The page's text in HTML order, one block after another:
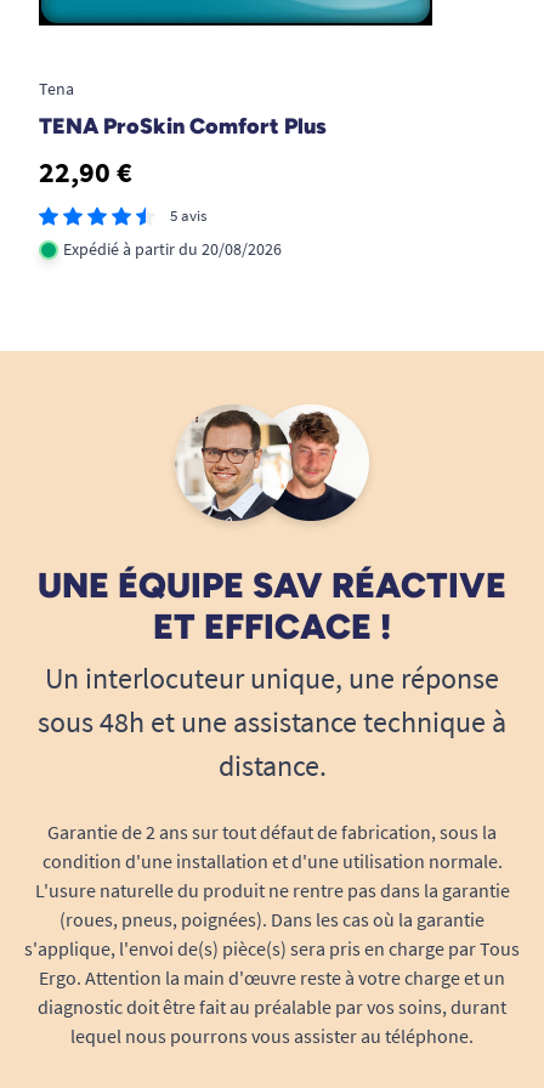
parfaitement l’anatomie pour limiter les
risques de fuites latérales.
Technologie de neutralisation des odeurs
pour mieux vivre au quotidien.
Des matériaux sélectionnés pour la santé
des matériaux spécifiquement conçus pour le
dermatologiquement :
Voile interne :100% polypropylène,
matière non irritante pour une sensation de
Double matelas absorbant :alliance de
fibres de pulpe et de SAP (super absorbant)
pour capter et retenir l’humidité
rapidement, offrant une barrière efficace
contre l’humidité prolongée.
Film externe en polyéthylène /
polypropylène :empêche toute fuite sans
diminue la macération.
Grâce au systèmeConfioAir , l’ensemble de la
protection est aéré. L’humidité et la chaleur
s’évacuent naturellement, réduisant le risque
d’échauffements cutanés, d’épidermes fragilisés
ou de démangeaisons.
Adaptée au quotidien : pour
Tena
TENA ProSkin Comfort Plus
22,90 €
5 avis
Expédié à partir du 20/08/2026
UNE ÉQUIPE SAV RÉACTIVE
ET EFFICACE !
Un interlocuteur unique, une réponse
sous 48h et une assistance technique à
distance.
Garantie de 2 ans sur tout défaut de fabrication, sous la
condition d'une installation et d'une utilisation normale.
L'usure naturelle du produit ne rentre pas dans la garantie
(roues, pneus, poignées). Dans les cas où la garantie
s'applique, l'envoi de(s) pièce(s) sera pris en charge par Tous
Ergo. Attention la main d'œuvre reste à votre charge et un
diagnostic doit être fait au préalable par vos soins, durant
lequel nous pourrons vous assister au téléphone.